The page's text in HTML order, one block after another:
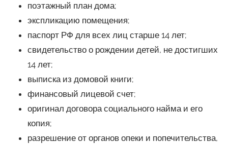
поэтажный план дома;
экспликацию помещения;
паспорт РФ для всех лиц старше 14 лет;
свидетельство о рождении детей, не достигших
14 лет;
выписка из домовой книги;
финансовый лицевой счет;
оригинал договора социального найма и его
копия;
разрешение от органов опеки и попечительства,